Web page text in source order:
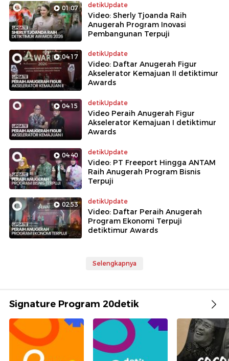
01:07 detikUpdate
Video: Sherly Tjoanda Raih
Anugerah Program Inovasi
Pembangunan Terpuji
04:17 detikUpdate
Video: Daftar Anugerah Figur
Akselerator Kemajuan II detiktimur
Awards
04:15 detikUpdate
Video Peraih Anugerah Figur
Akselerator Kemajuan I detiktimur
Awards
04:40 detikUpdate
Video: PT Freeport Hingga ANTAM
Raih Anugerah Program Bisnis
Terpuji
02:53 detikUpdate
Video: Daftar Peraih Anugerah
Program Ekonomi Terpuji
detiktimur Awards
Selengkapnya
Signature Program 20detik